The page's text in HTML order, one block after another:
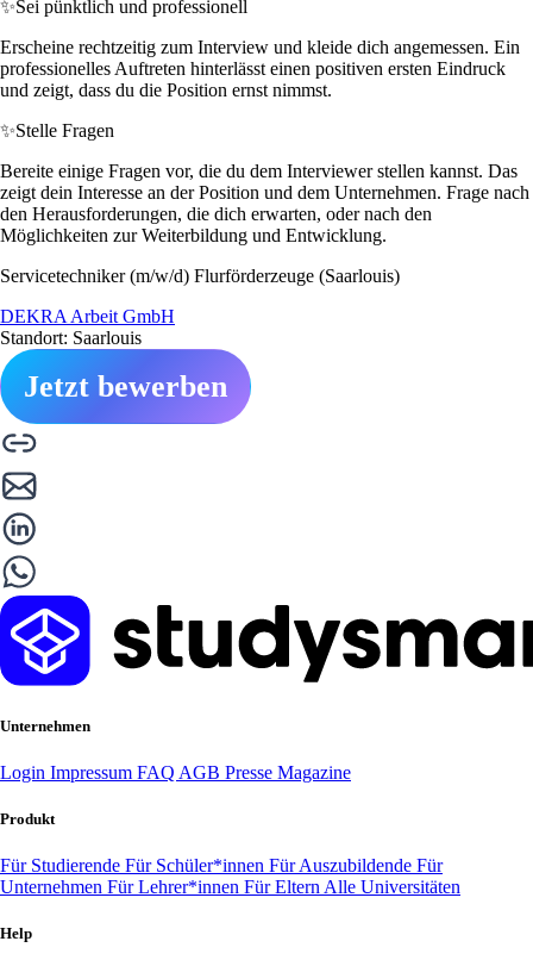
✨Sei pünktlich und professionell
Erscheine rechtzeitig zum Interview und kleide dich angemessen. Ein
professionelles Auftreten hinterlässt einen positiven ersten Eindruck
und zeigt, dass du die Position ernst nimmst.
✨Stelle Fragen
Bereite einige Fragen vor, die du dem Interviewer stellen kannst. Das
zeigt dein Interesse an der Position und dem Unternehmen. Frage nach
den Herausforderungen, die dich erwarten, oder nach den
Möglichkeiten zur Weiterbildung und Entwicklung.
Servicetechniker (m/w/d) Flurförderzeuge (Saarlouis)
DEKRA Arbeit GmbH
Standort: Saarlouis
Jetzt bewerben
Unternehmen
Login Impressum FAQ AGB Presse Magazine
Produkt
Für Studierende Für Schüler*innen Für Auszubildende Für
Unternehmen Für Lehrer*innen Für Eltern Alle Universitäten
Help